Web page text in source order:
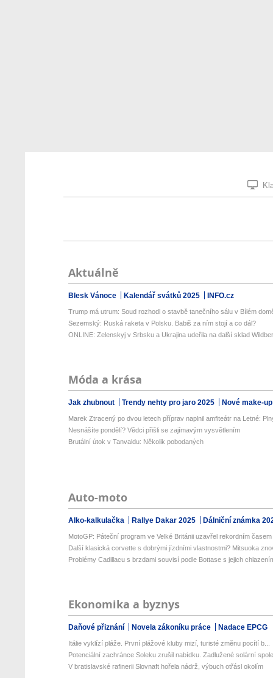
Aktuálně
Blesk Vánoce Kalendář svátků 2025 INFO.cz
Trump má utrum: Soud rozhodl o stavbě tanečního sálu v Bílém
Sezemský: Ruská raketa v Polsku. Babiš za ním stojí a co dál?
ONLINE: Zelenskyj v Srbsku a Ukrajina udeřila na další sklad
Móda a krása
Jak zhubnout Trendy nehty pro jaro 2025 Nové make-
Marek Ztracený po dvou letech příprav naplnil amfiteátr na Letné:
Nesnášíte pondělí? Vědci přišli se zajímavým vysvětlením
Brutální útok v Tanvaldu: Několik pobodaných
Auto-moto
Alko-kalkulačka Rallye Dakar 2025 Dálniční známka
MotoGP: Páteční program ve Velké Británii uzavřel rekordním
Další klasická corvette s dobrými jízdními vlastnostmi? Mitsuoka
Problémy Cadillacu s brzdami souvisí podle Bottase s jejich
Ekonomika a byznys
Daňové přiznání Novela zákoníku práce Nadace EPCG
Itálie vyklízí pláže. První plážové kluby mizí, turisté změnu pocítí b...
Potenciální zachránce Soleku zrušil nabídku. Zadlužené solární
V bratislavské rafinerii Slovnaft hořela nádrž, výbuch otřásl okolím